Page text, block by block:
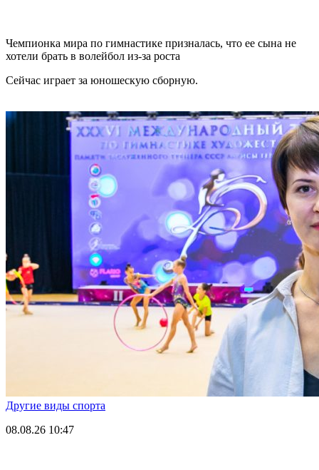
Чемпионка мира по гимнастике призналась, что ее сына не
хотели брать в волейбол из-за роста
Сейчас играет за юношескую сборную.
Другие виды спорта
08.08.26 10:47